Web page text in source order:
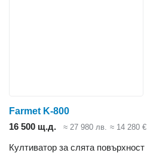
Farmet K-800
16 500 щ.д.
≈ 27 980 лв. ≈ 14 280 €
Култиватор за слята повърхност